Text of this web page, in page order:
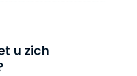
t u zich